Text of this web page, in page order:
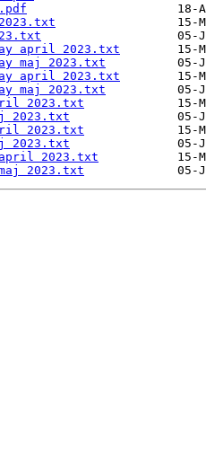
april 2023.txt
maj 2023.txt
april 2023.txt
maj 2023.txt
2023.txt
2023.txt
2023.txt
2023.txt
2023.txt
2023.txt